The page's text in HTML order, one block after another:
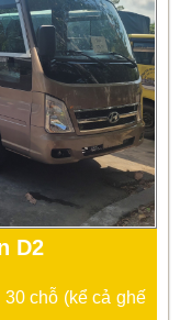
D2
chỗ (kể cả ghế